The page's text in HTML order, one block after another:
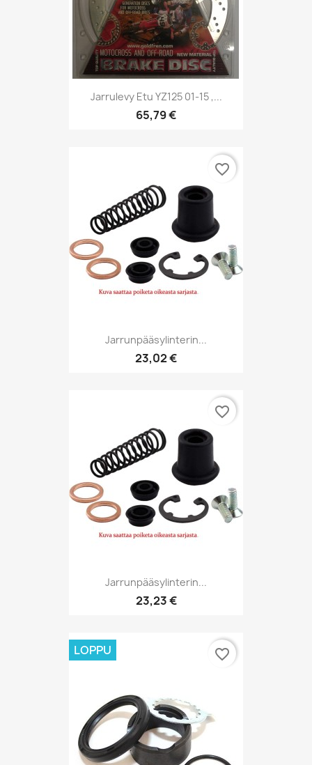
Jarrulevy Etu YZ125 01-15 ,...
65,79 €
Jarrunpääsylinterin...
23,02 €
favorite_border
Jarrunpääsylinterin...
23,23 €
favorite_border
LOPPU favorite_border